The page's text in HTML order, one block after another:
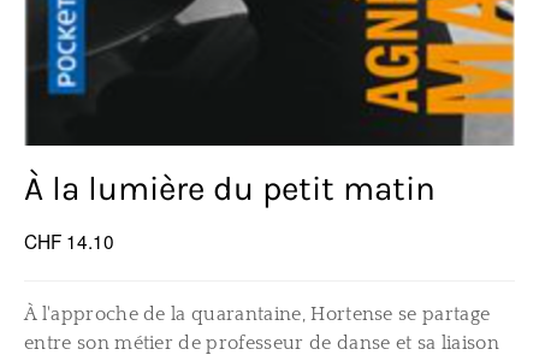
À la lumière du petit matin
CHF 14.10
À l'approche de la quarantaine, Hortense se partage
entre son métier de professeur de danse et sa liaison